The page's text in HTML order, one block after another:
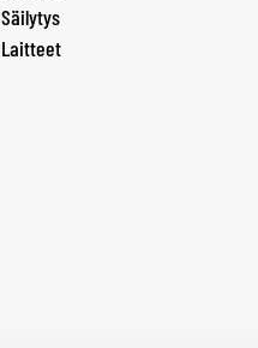
Säilytys
Laitteet